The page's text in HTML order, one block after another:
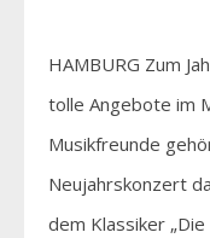
HAMBURG Zum
tolle Angebote im
Musikfreunde
Neujahrskonzert
dem Klassiker